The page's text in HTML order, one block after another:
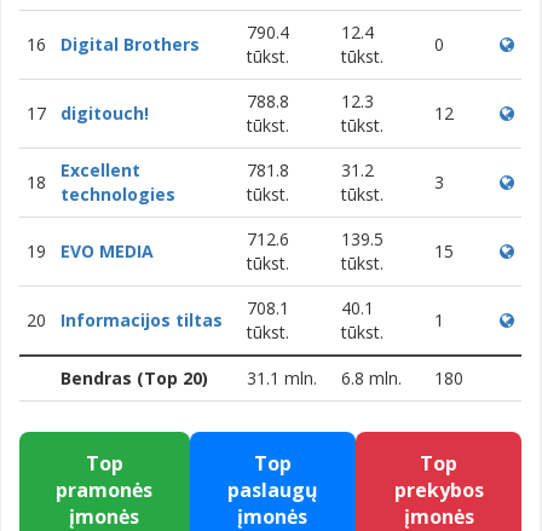
16 Digital Brothers
790.4
tūkst.
12.4
tūkst.
0
17 digitouch!
788.8
tūkst.
12.3
tūkst.
12
18
Excellent
technologies
781.8
tūkst.
31.2
tūkst.
3
19 EVO MEDIA
712.6
tūkst.
139.5
tūkst.
15
20 Informacijos tiltas
708.1
tūkst.
40.1
tūkst.
1
Bendras (Top 20) 31.1 mln. 6.8 mln. 180
Top
pramonės
įmonės
Top
paslaugų
įmonės
Top
prekybos
įmonės